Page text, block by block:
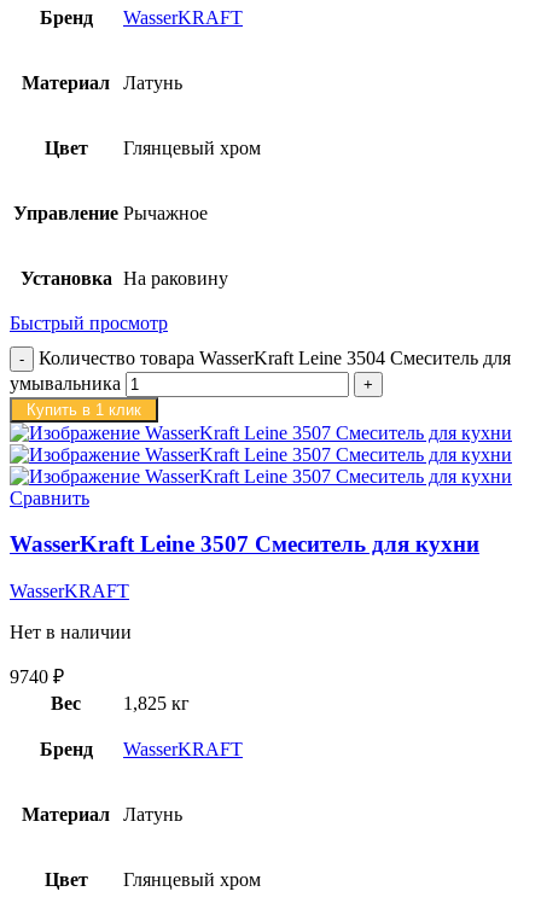
Бренд WasserKRAFT
Материал Латунь
Цвет Глянцевый хром
Управление Рычажное
Установка На раковину
Быстрый просмотр
Количество товара WasserKraft Leine 3504 Смеситель для
умывальника
Купить в 1 клик
Сравнить
WasserKraft Leine 3507 Смеситель для кухни
WasserKRAFT
Нет в наличии
9740 ₽
Вес
1,825 кг
Бренд WasserKRAFT
Материал Латунь
Цвет Глянцевый хром